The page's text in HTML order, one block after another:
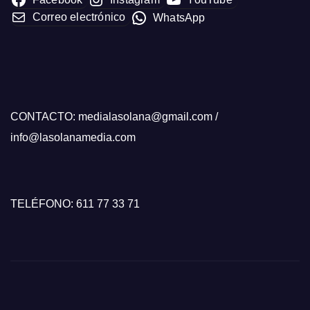
Correo electrónico
WhatsApp
CONTACTO: medialasolana@gmail.com /
info@lasolanamedia.com
TELÉFONO: 611 77 33 71